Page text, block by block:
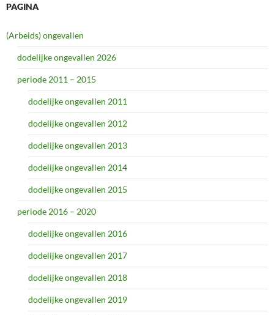
PAGINA
(Arbeids) ongevallen
dodelijke ongevallen 2026
periode 2011 – 2015
dodelijke ongevallen 2011
dodelijke ongevallen 2012
dodelijke ongevallen 2013
dodelijke ongevallen 2014
dodelijke ongevallen 2015
periode 2016 – 2020
dodelijke ongevallen 2016
dodelijke ongevallen 2017
dodelijke ongevallen 2018
dodelijke ongevallen 2019